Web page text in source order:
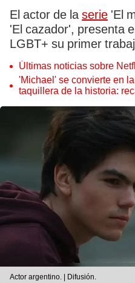
El actor de la serie 'El
'El cazador', presenta
LGBT+ su primer
Últimas noticias sobre
'Michael' se convierte en
taquillera de la historia:
Actor argentino. | Difusión.